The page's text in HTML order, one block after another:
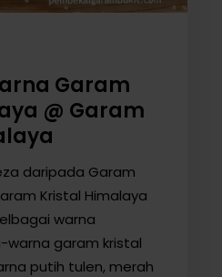
Garam
@ Garam
daripada Garam
Kristal Himalaya
warna
warna garam kristal
putih tulen, merah